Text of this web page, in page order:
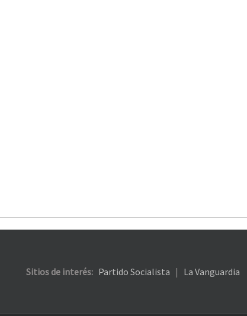
Sitios de interés: Partido Socialista | La Vanguardia